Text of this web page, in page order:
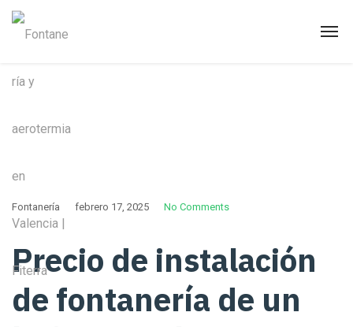
Fontanería febrero 17, 2025 No Comments
Precio de instalación
de fontanería de un